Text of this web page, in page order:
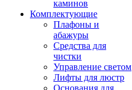
каминов
Комплектующие
Плафоны и
абажуры
Средства для
чистки
Управление светом
Лифты для люстр
Основания для